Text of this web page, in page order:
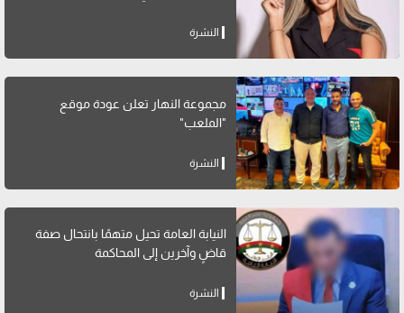
النشرة
مجموعة النهار تعلن عودة موقع
"الملعب"
النشرة
النيابة العامة تحيل متهمًا بانتحال صفة
قاضٍ وآخرين إلى المحاكمة
النشرة